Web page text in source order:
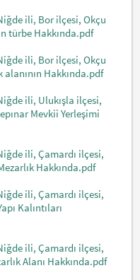
ili, Bor ilçesi, Okçu
türbe Hakkında.pdf
ili, Bor ilçesi, Okçu
alanının Hakkında.pdf
ili, Ulukışla ilçesi,
Mevkii Yerleşimi
ili, Çamardı ilçesi,
Hakkında.pdf
ili, Çamardı ilçesi,
Kalıntıları
ili, Çamardı ilçesi,
Alanı Hakkında.pdf